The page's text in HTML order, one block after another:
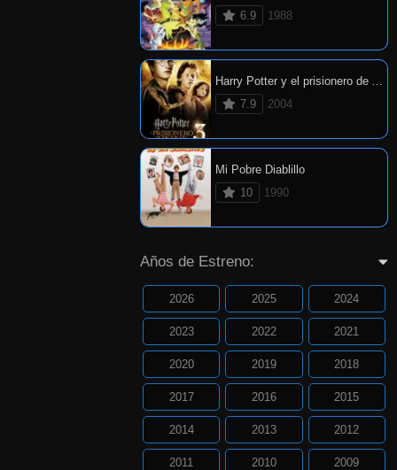
6.9
1988
Harry Potter y el prisionero de Azkaban
7.9
2004
Mi Pobre Diablillo
10
1990
Años de Estreno:
2026 2025 2024
2023 2022 2021
2020 2019 2018
2017 2016 2015
2014 2013 2012
2011 2010 2009